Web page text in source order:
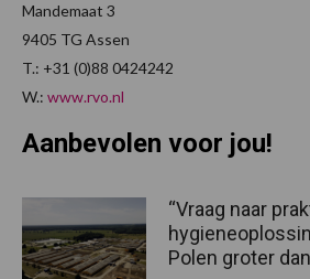
Mandemaat 3
9405 TG Assen
T.: +31 (0)88 0424242
W.: www.rvo.nl
Aanbevolen voor jou!
“Vraag naar
Polen groter